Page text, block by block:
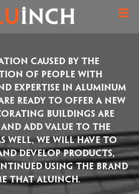
caused by the
of people with
expertise in aluminum
ready to offer a new
buildings are
add value to the
well, we will have to
develop products,
using the brand
that ALUINCH.